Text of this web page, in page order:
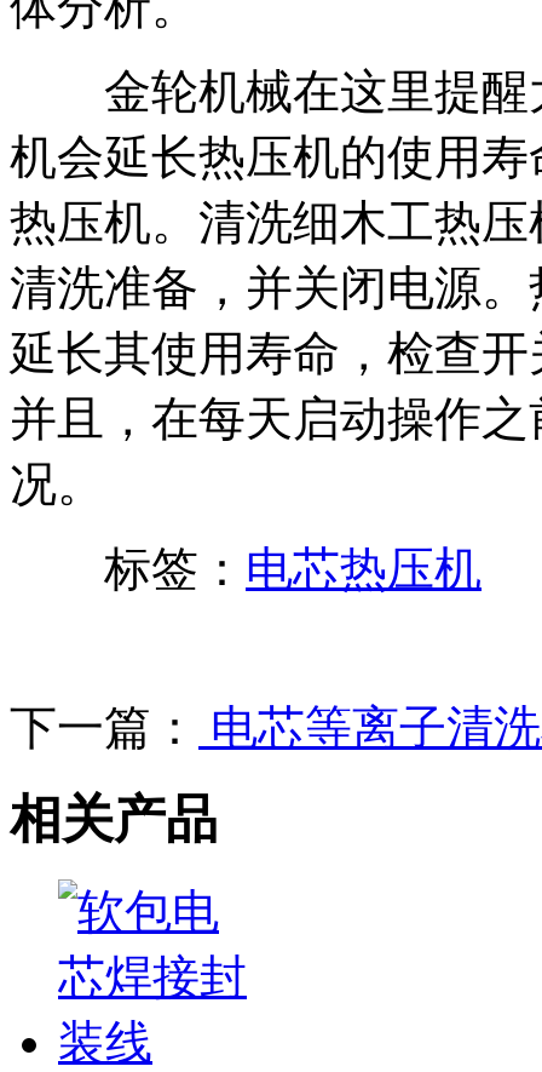
金轮机械在这里提醒
机会延长热压机的使用
热压机。清洗细木工热
清洗准备，并关闭电源
延长其使用寿命，检查
并且，在每天启动操作
况。
标签： 电芯热压机
下一篇： 电芯等离子清
相关产品